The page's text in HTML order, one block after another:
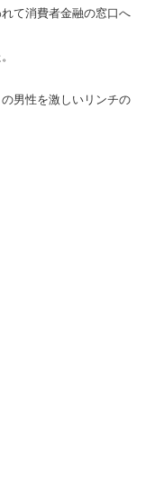
て消費者金融の窓口へ
男性を激しいリンチの